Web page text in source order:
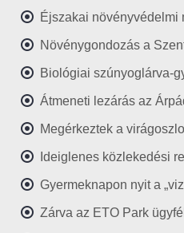
Éjszakai növényvédelmi
Növénygondozás a
Biológiai szúnyoglárva-
Átmeneti lezárás az
Megérkeztek a
Ideiglenes közlekedési
Gyermeknapon nyit a
Zárva az ETO Park